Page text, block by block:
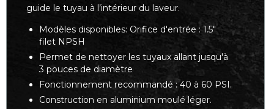
guide le tuyau à l’intérieur du laveur.
Modèles disponibles: Orifice d'entrée : 1.5"
filet NPSH
Permet de nettoyer les tuyaux allant jusqu'à
3 pouces de diamètre
Fonctionnement recommandé : 40 à 60 PSI.
Construction en aluminium moulé léger.